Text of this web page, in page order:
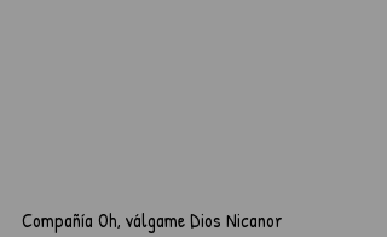
Compañía Oh, válgame Dios Nicanor